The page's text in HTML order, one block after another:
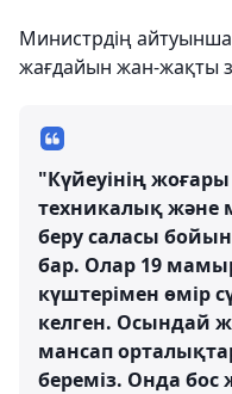
Министрдің
жағдайын жан-жақты
"Күйеуінің жоғары
техникалық және
беру саласы
бар. Олар 19
күштерімен өмір
келген. Осындай
мансап
береміз. Онда